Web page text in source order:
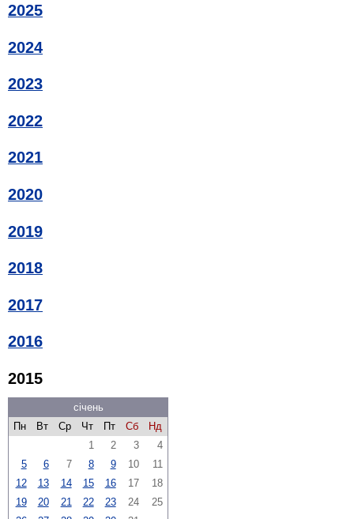
2025
2024
2023
2022
2021
2020
2019
2018
2017
2016
2015
січень
Пн
Вт Ср Чт Пт Сб
Нд
1
2 3
4
5
6 7 8 9 10
11
12
13 14 15 16 17
18
19
20 21 22 23 24
25